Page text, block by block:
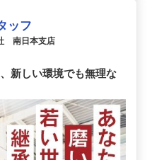
ッフ
南日本支店
新しい環境でも無理な